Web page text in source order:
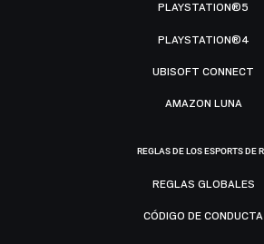
PLAYSTATION®5
PLAYSTATION®4
UBISOFT CONNECT
AMAZON LUNA
REGLAS DE LOS ESPORTS DE
REGLAS GLOBALES
CÓDIGO DE CONDUCTA